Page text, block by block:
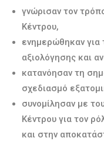
γνώρισαν τον
Κέντρου,
ενημερώθηκαν για
αξιολόγησης και
κατανόησαν τη
σχεδιασμό
συνομίλησαν με
Κέντρου για τον
και στην